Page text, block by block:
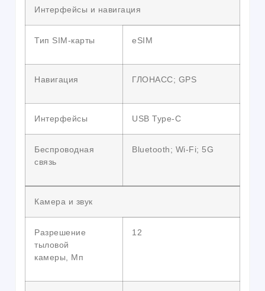
Интерфейсы и навигация
Тип SIM-карты eSIM
Навигация ГЛОНАСС; GPS
Интерфейсы USB Type-C
Беспроводная
связь
Bluetooth; Wi-Fi; 5G
Камера и звук
Разрешение
тыловой
камеры, Мп
12